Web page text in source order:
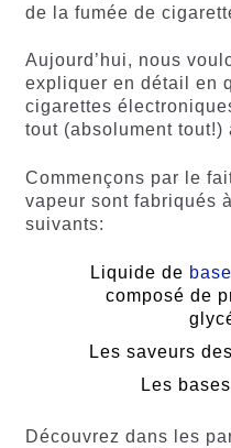
de la fumée de
Aujourd’hui, nous
expliquer en détail en
cigarettes
tout (absolument tout!)
Commençons par le
vapeur sont fabriqués
suivants:
Liquide de
composé de
Les saveurs
Les
Découvrez dans les